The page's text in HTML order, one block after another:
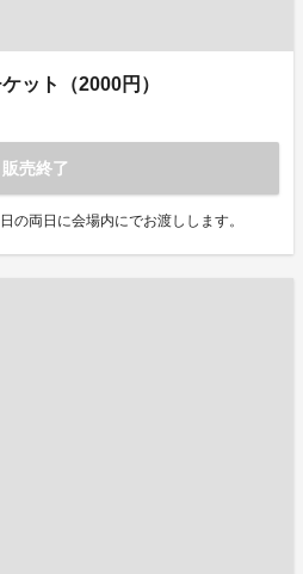
ット（2000円）
販売終了
の両日に会場内にでお渡しします。